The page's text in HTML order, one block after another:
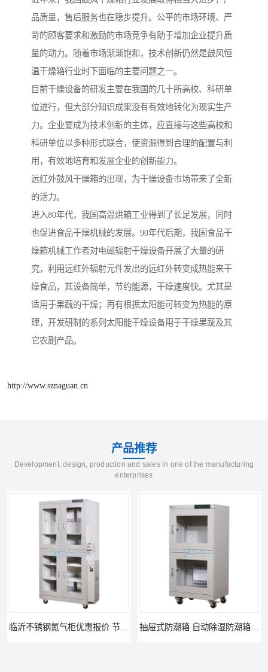
品质量，售后服务也在稳步提升。公平的市场环境、严
苛的顾客要求和激励的市场竞争有助于增加企业提升质
量的动力。随着市场渐渐饱和，技术创新仍然是鼓风恒
温干燥箱行业时下面临的主要问题之一。
目前干燥设备的研发主要在我国的几十所高校、科研单
位进行，但大部分知识成果没有有效地转化为现实生产
力。企业要成为技术创新的主体，应直接与这些高校和
科研单位以多种形式联合，使资源得到合理的配置与利
用，有效地培育和发展企业的创新能力。
远红外鼓风干燥箱的出现，为干燥设备市场带来了全新
的活力。
进入80年代，我国高温烘箱工业得到了长足发展，同时
也促进食品干燥机械的发展。90年代后期，我国食品干
燥箱机械工作者对电磁辐射干燥设备开展了大量的研
究，利用远红外辐射元件发出的远红外转变成热能来干
燥食品，其设备简单，节约能源，干燥速度快。尤其是
适用于果蔬的干燥；再有根据太阳能可转变为热能的原
理，开发研制的系列太阳能干燥设备用于干燥果蔬及其
它农副产品。
http://www.sznaguan.cn
产品推荐
Development, design, production and sales in one of the manufacturing
enterprises